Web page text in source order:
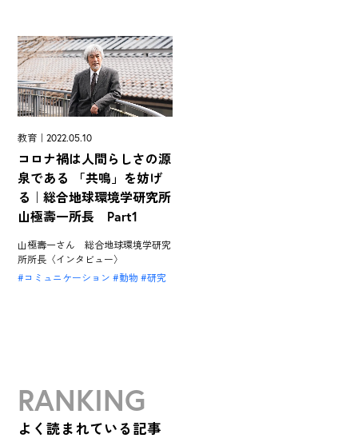
教育｜2022.05.10
コロナ禍は人間らしさの源
泉である 「共鳴」を妨げ
る｜総合地球環境学研究所
山極壽一所長 Part1
山極壽一さん 総合地球環境学研究
所所長〈インタビュー〉
コミュニケーション
動物 研究
RANKING
よく読まれている記事